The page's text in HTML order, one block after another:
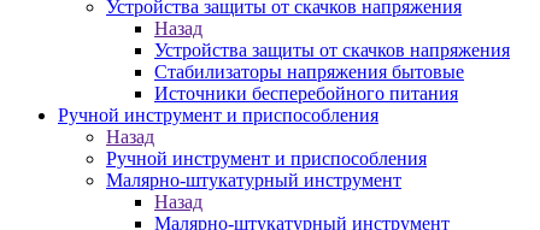
Устройства защиты от скачков напряжения
Назад
Устройства защиты от скачков напряжения
Стабилизаторы напряжения бытовые
Источники бесперебойного питания
Ручной инструмент и приспособления
Назад
Ручной инструмент и приспособления
Малярно-штукатурный инструмент
Назад
Малярно-штукатурный инструмент